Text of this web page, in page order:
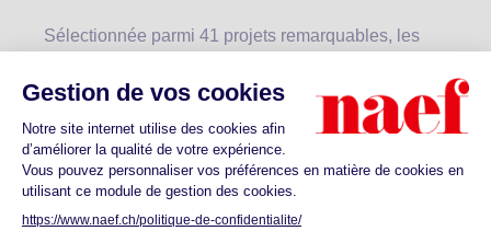
Sélectionnée parmi 41 projets remarquables, les
architecture innovante, sondesign ovoïde
engagement en matière de
durabilité
. Le projet illustre parfaitement notre
vision d’un développement urbain harmonieux,
conciliant esthétique, fonctionnalité et respect de
l’environnement.